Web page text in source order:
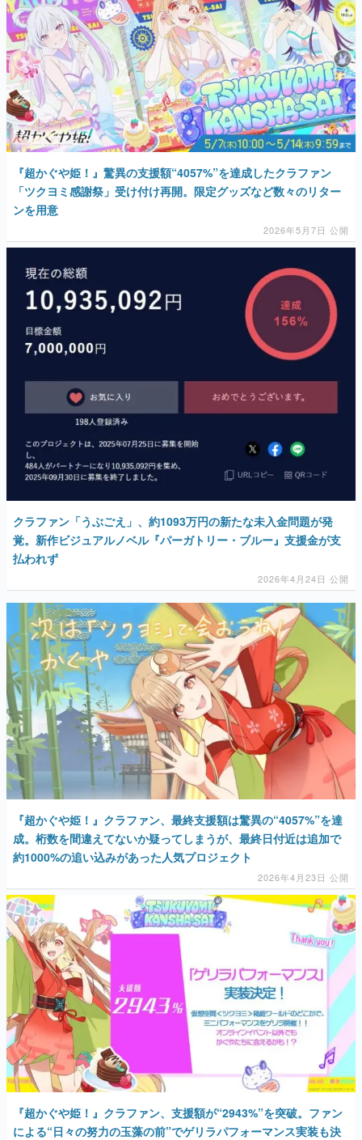
『超かぐや姫！』驚異の支援額“4057%”を達成したクラファン
「ツクヨミ感謝祭」受け付け再開。限定グッズなど数々のリター
ンを用意
2026年5月7日 公開
クラファン「うぶごえ」、約1093万円の新たな未入金問題が発
覚。新作ビジュアルノベル『パーガトリー・ブルー』支援金が支
払われず
2026年4月24日 公開
『超かぐや姫！』クラファン、最終支援額は驚異の“4057%”を達
成。桁数を間違えてないか疑ってしまうが、最終日付近は追加で
約1000%の追い込みがあった人気プロジェクト
2026年4月23日 公開
『超かぐや姫！』クラファン、支援額が“2943%”を突破。ファン
による“日々の努力の玉藻の前”でゲリラパフォーマンス実装も決